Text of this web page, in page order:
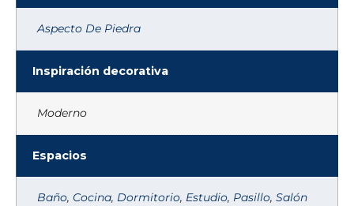
Aspecto De Piedra
Inspiración decorativa
Moderno
Espacios
Baño, Cocina, Dormitorio, Estudio, Pasillo, Salón